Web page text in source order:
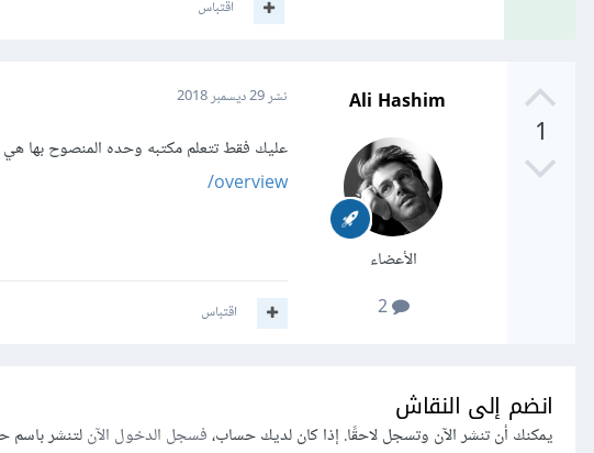
اقتباس
1
Ali Hashim
الأعضاء
2
نشر29 ديسمبر 2018
عليك فقط تتعلم مكتبه وحده المنصوح بها هي java fx تكدر تتعلمهه من هنا
overview/
اقتباس
انضم إلى النقاش
يمكنك أن تنشر الآن وتسجل لاحقًا. إذا كان لديك حساب،فسجل الدخول الآنلتنشر باسم